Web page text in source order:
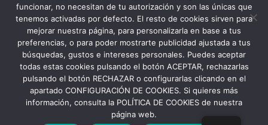
Aviso Legal
Política de Privacidad
Política de Cookies
Canal Denuncia
funcionar, no necesitan de tu autorización y son las únicas que
tenemos activadas por defecto. El resto de cookies sirven para
mejorar nuestra página, para personalizarla en base a tus
preferencias, o para poder mostrarte publicidad ajustada a tus
búsquedas, gustos e intereses personales. Puedes aceptar
todas estas cookies pulsando el botón ACEPTAR, rechazarlas
pulsando el botón RECHAZAR o configurarlas clicando en el
apartado CONFIGURACIÓN DE COOKIES. Si quieres más
información, consulta la POLÍTICA DE COOKIES de nuestra
página web.